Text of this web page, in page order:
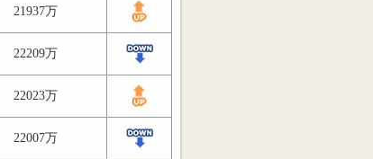
21937万
22209万
22023万
22007万